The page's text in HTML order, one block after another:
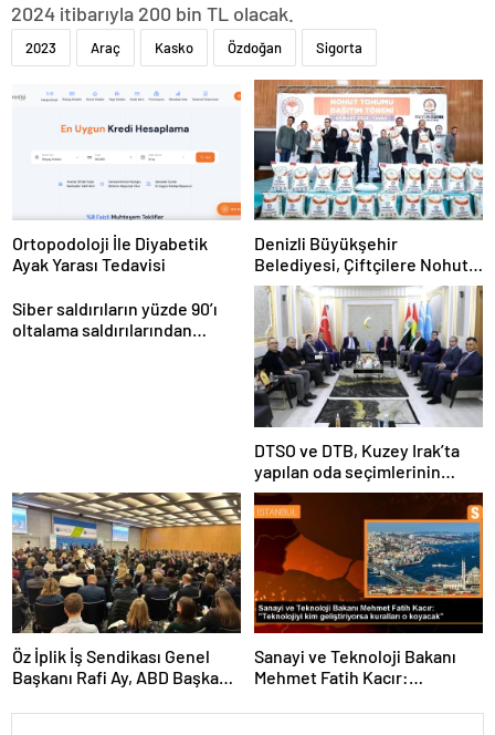
2024 itibarıyla 200 bin TL olacak.
2023 Araç Kasko Özdoğan Sigorta
Ortopodoloji İle Diyabetik
Ayak Yarası Tedavisi
Denizli Büyükşehir
Belediyesi, Çiftçilere Nohut
Tohumu Desteği Veriyor
Siber saldırıların yüzde 90’ı
oltalama saldırılarından
DTSO ve DTB, Kuzey Irak’ta
yapılan oda seçimlerinin
ardından işbirliklerini
güçlendirmek için ziyaretler
gerçekleştirdi
Öz İplik İş Sendikası Genel
Başkanı Rafi Ay, ABD Başkanı
ile görüştü
Sanayi ve Teknoloji Bakanı
Mehmet Fatih Kacır:
kuralları o koyacak”